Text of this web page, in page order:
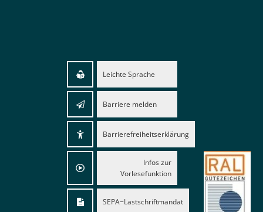
Leichte Sprache
Barriere melden
Barrierefreiheitserklärung
Infos zur
Vorlesefunktion
SEPA−Lastschriftmandat